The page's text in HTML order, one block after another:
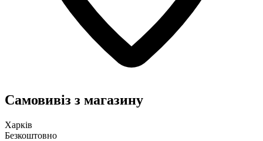
Самовивіз з магазину
Харків
Безкоштовно